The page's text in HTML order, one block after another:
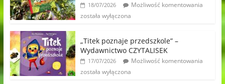
18/07/2026
Możliwość komentowania
została wyłączona
„Titek poznaje przedszkole” –
Wydawnictwo CZYTALISEK
17/07/2026
Możliwość komentowania
została wyłączona